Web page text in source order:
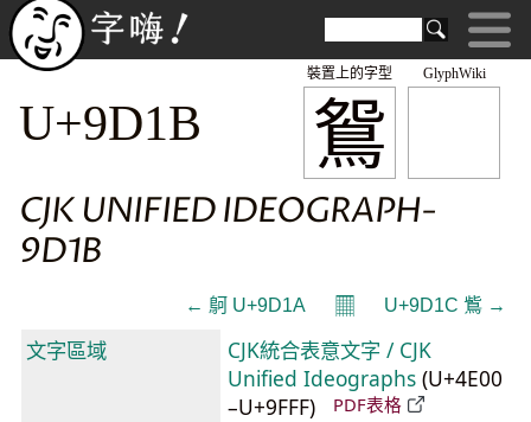
GlyphWiki
鴛
裝置上的字型
U+9D1B
CJK UNIFIED IDEOGRAPH-
9D1B
← 鴚 U+9D1A 𝄜 U+9D1C 鴜 →
文字區域
CJK統合表意文字 / CJK
Unified Ideographs (U+4E00
–U+9FFF)
PDF表格